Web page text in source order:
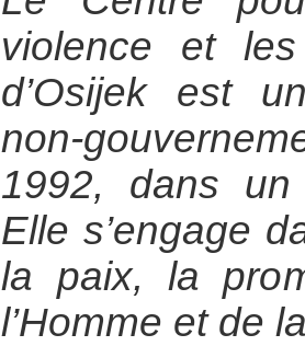
violence et
d’Osijek est
non-
1992, dans
Elle s’engage
la paix, la
l’Homme et de